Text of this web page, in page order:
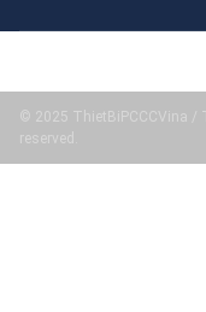
© 2025 ThietBiPCCCVina /
reserved.